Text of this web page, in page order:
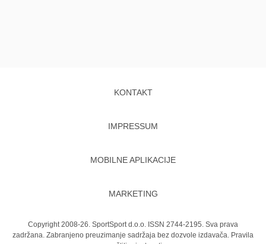
KONTAKT
IMPRESSUM
MOBILNE APLIKACIJE
MARKETING
Copyright 2008-26. SportSport d.o.o. ISSN 2744-2195. Sva prava
zadržana. Zabranjeno preuzimanje sadržaja bez dozvole izdavača. Pravila